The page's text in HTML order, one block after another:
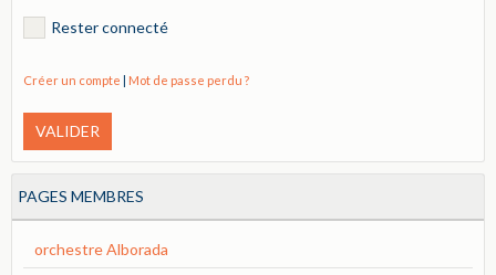
Rester connecté
Créer un compte Mot de passe perdu ?
VALIDER
PAGES MEMBRES
orchestre Alborada